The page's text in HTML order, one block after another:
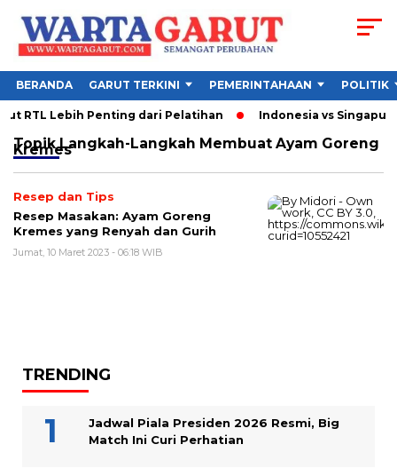
BERANDA GARUT TERKINI PEMERINTAHAAN POLITIK
RTL Lebih Penting dari Pelatihan Indonesia vs
TopikLangkah-Langkah Membuat Ayam Goreng
Kremes
Resep dan Tips
Resep Masakan: Ayam Goreng
Kremes yang Renyah dan Gurih
Jumat, 10 Maret 2023 - 06:18 WIB
TRENDING
Jadwal Piala Presiden 2026 Resmi, Big
Match Ini Curi Perhatian